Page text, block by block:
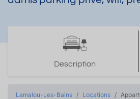
Description
Lamalou-Les-Bains Locations